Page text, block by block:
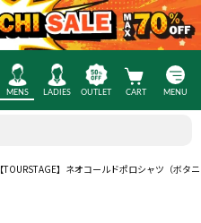
MENS LADIES OUTLET CART MENU
【TOURSTAGE】ネオコールドポロシャツ（ボタ